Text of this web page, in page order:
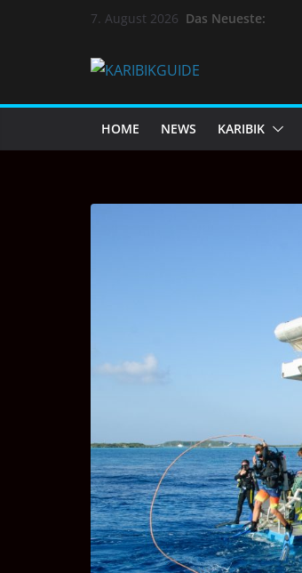
7. August 2026 Das Neueste:
HOME NEWS KARIBIK